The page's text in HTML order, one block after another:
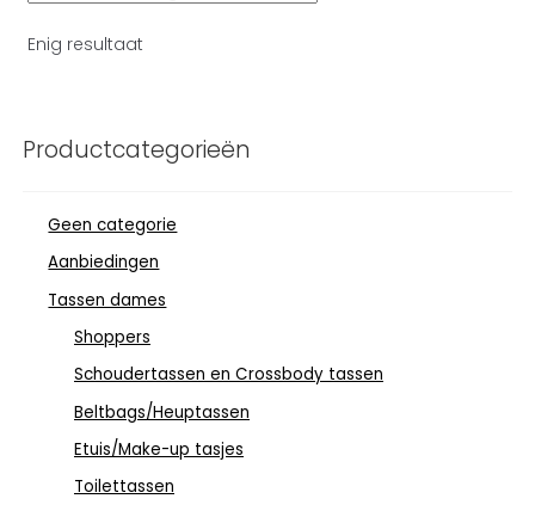
Enig resultaat
Productcategorieën
Geen categorie
Aanbiedingen
Tassen dames
Shoppers
Schoudertassen en Crossbody tassen
Beltbags/Heuptassen
Etuis/Make-up tasjes
Toilettassen